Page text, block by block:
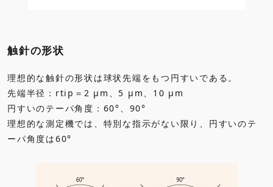
触針の形状
理想的な触針の形状は球状先端をもつ円すいである。
先端半径：rtip＝2 μm、5 μm、10 μm
円すいのテーパ角度：60°、90°
理想的な測定機では、特別な指示がない限り、円すいのテ
ーパ角度は60°